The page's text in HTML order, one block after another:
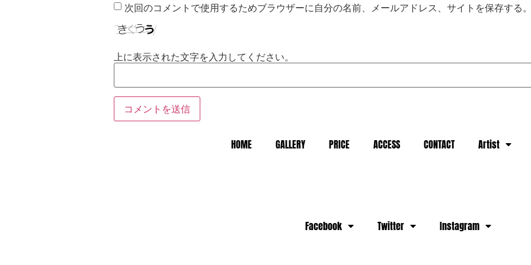
次回のコメントで使用するためブラウザーに自分の名前、メールアドレス、サイトを保存する。
上に表示された文字を入力してください。
HOME GALLERY PRICE ACCESS CONTACT Artist
Facebook Twitter Instagram